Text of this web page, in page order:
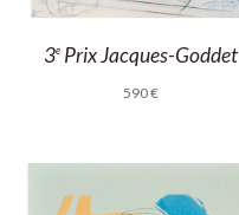
3e Prix Jacques-Goddet
590€